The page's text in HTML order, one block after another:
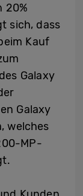
20%
sich, dass
Kauf
Galaxy
Galaxy
welches
MP-